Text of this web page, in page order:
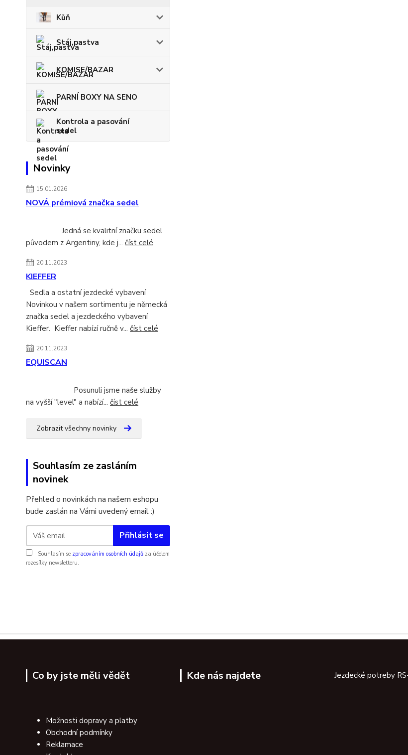
Kůň
Stáj,pastva
KOMISE/BAZAR
PARNÍ BOXY NA SENO
Kontrola a pasování
sedel
Novinky
15.01.2026
NOVÁ prémiová značka sedel
Jedná se kvalitní značku sedel
původem z Argentiny, kde j... číst celé
20.11.2023
KIEFFER
Sedla a ostatní jezdecké vybavení
Novinkou v našem sortimentu je německá
značka sedel a jezdeckého vybavení
Kieffer. Kieffer nabízí ručně v... číst celé
20.11.2023
EQUISCAN
Posunuli jsme naše služby
na vyšší "level" a nabízí... číst celé
Zobrazit všechny novinky
Souhlasím ze zasláním
novinek
Přehled o novinkách na našem eshopu
bude zaslán na Vámi uvedený email :)
Přihlásit se
Souhlasím se zpracováním osobních údajů za účelem
rozesílky newsletteru.
Co by jste měli vědět
Možnosti dopravy a platby
Obchodní podmínky
Reklamace
Kde nás najdete Jezdecké potreby